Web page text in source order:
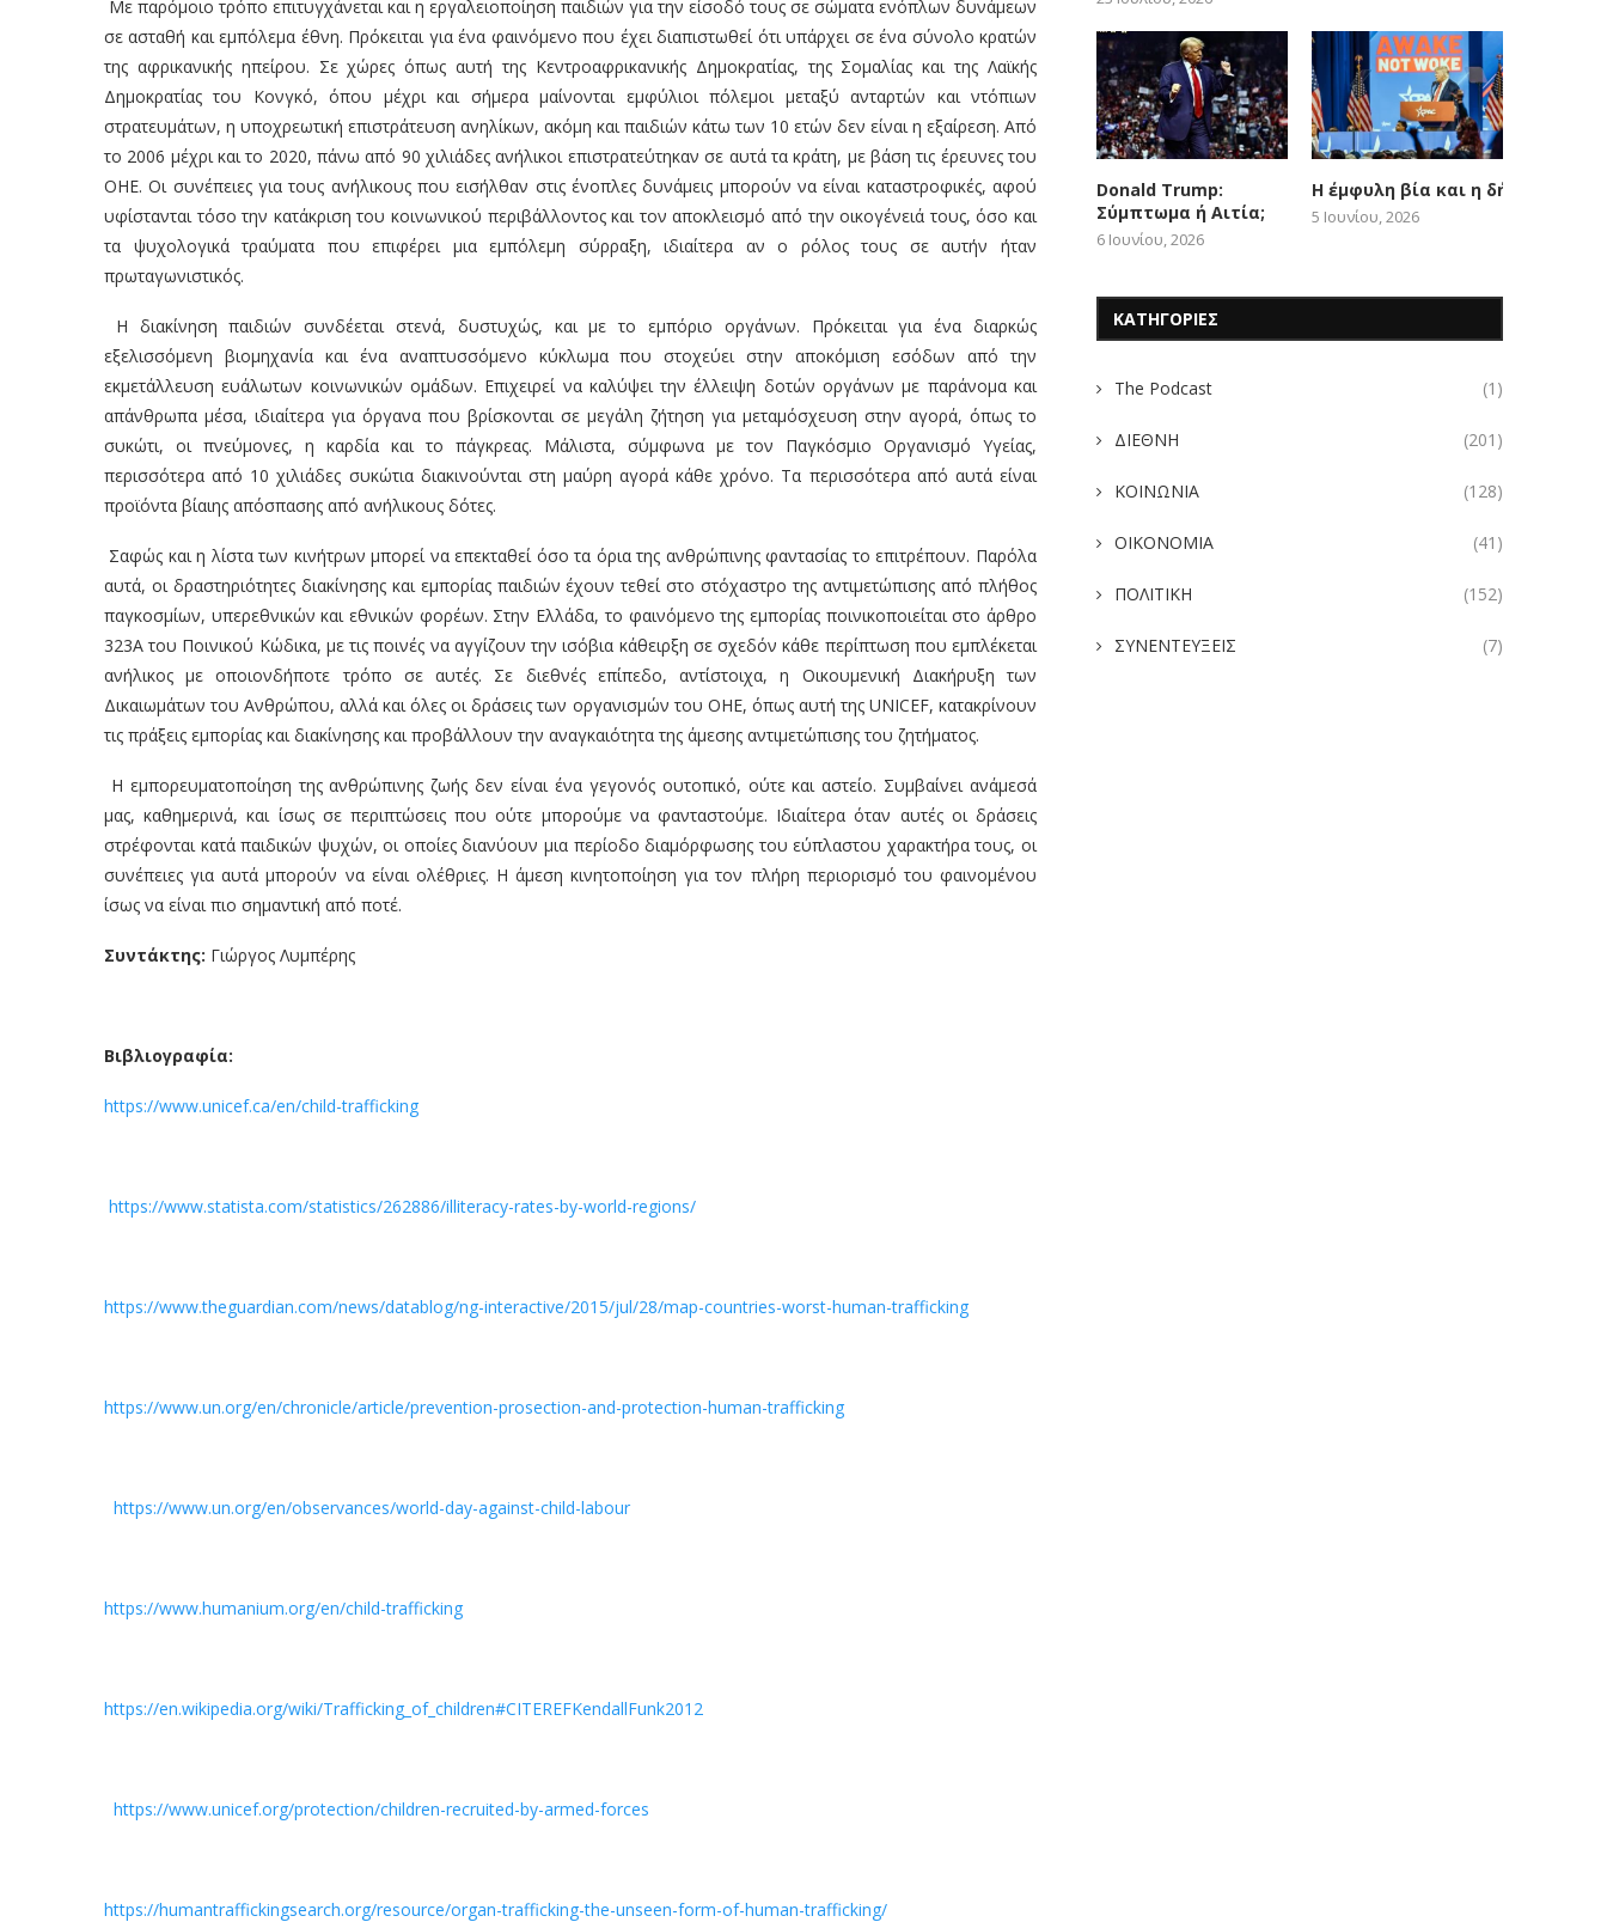
Με παρόμοιο τρόπο επιτυγχάνεται και η εργαλειοποίηση παιδιών για την είσοδό τους σε σώματα ενόπλων δυνάμεων
σε ασταθή και εμπόλεμα έθνη. Πρόκειται για ένα φαινόμενο που έχει διαπιστωθεί ότι υπάρχει σε ένα σύνολο κρατών
της αφρικανικής ηπείρου. Σε χώρες όπως αυτή της Κεντροαφρικανικής Δημοκρατίας, της Σομαλίας και της Λαϊκής
Δημοκρατίας του Κονγκό, όπου μέχρι και σήμερα μαίνονται εμφύλιοι πόλεμοι μεταξύ ανταρτών και ντόπιων
στρατευμάτων, η υποχρεωτική επιστράτευση ανηλίκων, ακόμη και παιδιών κάτω των 10 ετών δεν είναι η εξαίρεση. Από
το 2006 μέχρι και το 2020, πάνω από 90 χιλιάδες ανήλικοι επιστρατεύτηκαν σε αυτά τα κράτη, με βάση τις έρευνες του
ΟΗΕ. Οι συνέπειες για τους ανήλικους που εισήλθαν στις ένοπλες δυνάμεις μπορούν να είναι καταστροφικές, αφού
υφίστανται τόσο την κατάκριση του κοινωνικού περιβάλλοντος και τον αποκλεισμό από την οικογένειά τους, όσο και
τα ψυχολογικά τραύματα που επιφέρει μια εμπόλεμη σύρραξη, ιδιαίτερα αν ο ρόλος τους σε αυτήν ήταν
πρωταγωνιστικός.
Η διακίνηση παιδιών συνδέεται στενά, δυστυχώς, και με το εμπόριο οργάνων. Πρόκειται για ένα διαρκώς
εξελισσόμενη βιομηχανία και ένα αναπτυσσόμενο κύκλωμα που στοχεύει στην αποκόμιση εσόδων από την
εκμετάλλευση ευάλωτων κοινωνικών ομάδων. Επιχειρεί να καλύψει την έλλειψη δοτών οργάνων με παράνομα και
απάνθρωπα μέσα, ιδιαίτερα για όργανα που βρίσκονται σε μεγάλη ζήτηση για μεταμόσχευση στην αγορά, όπως το
συκώτι, οι πνεύμονες, η καρδία και το πάγκρεας. Μάλιστα, σύμφωνα με τον Παγκόσμιο Οργανισμό Υγείας,
περισσότερα από 10 χιλιάδες συκώτια διακινούνται στη μαύρη αγορά κάθε χρόνο. Τα περισσότερα από αυτά είναι
προϊόντα βίαιης απόσπασης από ανήλικους δότες.
Σαφώς και η λίστα των κινήτρων μπορεί να επεκταθεί όσο τα όρια της ανθρώπινης φαντασίας το επιτρέπουν. Παρόλα
αυτά, οι δραστηριότητες διακίνησης και εμπορίας παιδιών έχουν τεθεί στο στόχαστρο της αντιμετώπισης από πλήθος
παγκοσμίων, υπερεθνικών και εθνικών φορέων. Στην Ελλάδα, το φαινόμενο της εμπορίας ποινικοποιείται στο άρθρο
323Α του Ποινικού Κώδικα, με τις ποινές να αγγίζουν την ισόβια κάθειρξη σε σχεδόν κάθε περίπτωση που εμπλέκεται
ανήλικος με οποιονδήποτε τρόπο σε αυτές. Σε διεθνές επίπεδο, αντίστοιχα, η Οικουμενική Διακήρυξη των
Δικαιωμάτων του Ανθρώπου, αλλά και όλες οι δράσεις των οργανισμών του ΟΗΕ, όπως αυτή της UNICEF, κατακρίνουν
τις πράξεις εμπορίας και διακίνησης και προβάλλουν την αναγκαιότητα της άμεσης αντιμετώπισης του ζητήματος.
Η εμπορευματοποίηση της ανθρώπινης ζωής δεν είναι ένα γεγονός ουτοπικό, ούτε και αστείο. Συμβαίνει ανάμεσά
μας, καθημερινά, και ίσως σε περιπτώσεις που ούτε μπορούμε να φανταστούμε. Ιδιαίτερα όταν αυτές οι δράσεις
στρέφονται κατά παιδικών ψυχών, οι οποίες διανύουν μια περίοδο διαμόρφωσης του εύπλαστου χαρακτήρα τους, οι
συνέπειες για αυτά μπορούν να είναι ολέθριες. Η άμεση κινητοποίηση για τον πλήρη περιορισμό του φαινομένου
ίσως να είναι πιο σημαντική από ποτέ.
Συντάκτης: Γιώργος Λυμπέρης
Βιβλιογραφία:
https://www.unicef.ca/en/child-trafficking
https://www.statista.com/statistics/262886/illiteracy-rates-by-world-regions/
https://www.theguardian.com/news/datablog/ng-interactive/2015/jul/28/map-countries-worst-human-trafficking
https://www.un.org/en/chronicle/article/prevention-prosection-and-protection-human-trafficking
https://www.un.org/en/observances/world-day-against-child-labour
https://www.humanium.org/en/child-trafficking
https://en.wikipedia.org/wiki/Trafficking_of_children#CITEREFKendallFunk2012
https://www.unicef.org/protection/children-recruited-by-armed-forces
https://humantraffickingsearch.org/resource/organ-trafficking-the-unseen-form-of-human-trafficking/
Donald Trump:
Σύμπτωμα ή Αιτία;
6 Ιουνίου, 2026
Η έμφυλη βία και η δήθεν woke
5 Ιουνίου, 2026
ΚΑΤΗΓΟΡΙΕΣ
The Podcast (1)
ΔΙΕΘΝΗ (201)
ΚΟΙΝΩΝΙΑ (128)
ΟΙΚΟΝΟΜΙΑ (41)
ΠΟΛΙΤΙΚΗ (152)
ΣΥΝΕΝΤΕΥΞΕΙΣ (7)